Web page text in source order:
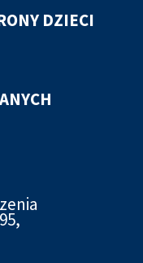
DZIECI